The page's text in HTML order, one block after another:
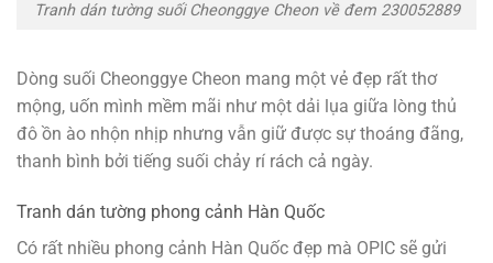
Tranh dán tường suối Cheonggye Cheon về đem 230052889
Dòng suối Cheonggye Cheon mang một vẻ đẹp rất thơ
mộng, uốn mình mềm mãi như một dải lụa giữa lòng thủ
đô ồn ào nhộn nhịp nhưng vẫn giữ được sự thoáng đãng,
thanh bình bởi tiếng suối chảy rí rách cả ngày.
Tranh dán tường phong cảnh Hàn Quốc
Có rất nhiều phong cảnh Hàn Quốc đẹp mà OPIC sẽ gửi